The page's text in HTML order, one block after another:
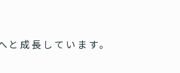
成長しています。